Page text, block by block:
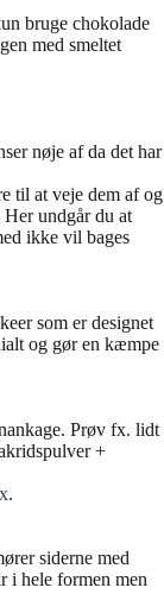
bruge chokolade
med smeltet
nøje af da det har
til at veje dem af og
undgår du at
ikke vil bages
som er designet
og gør en kæmpe
Prøv fx. lidt
+
.
siderne med
i hele formen men